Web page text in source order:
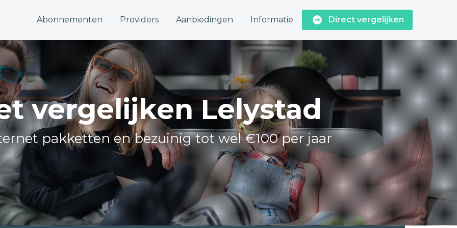
Abonnementen Providers Aanbiedingen Informatie Direct vergelijken
vergelijken Lelystad
pakketten en bezuinig tot wel €100 per jaar